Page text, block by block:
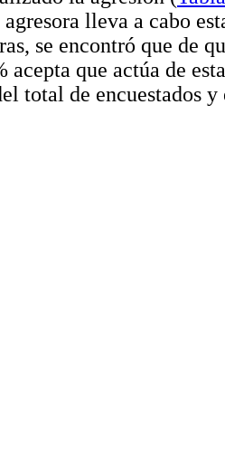
lleva a cabo
se encontró que de
acepta que actúa de
total de encuestados y